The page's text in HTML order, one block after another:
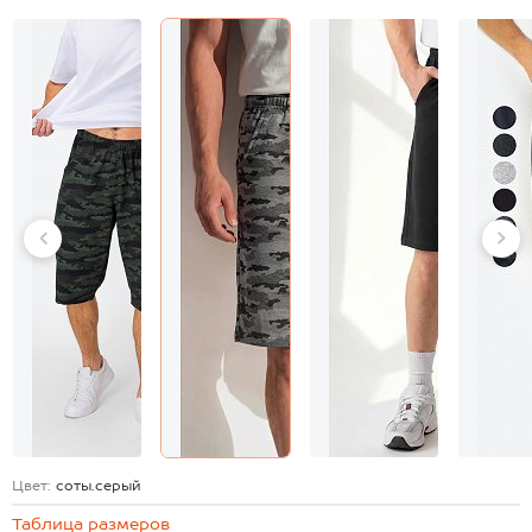
Цвет: соты.серый
Таблица размеров